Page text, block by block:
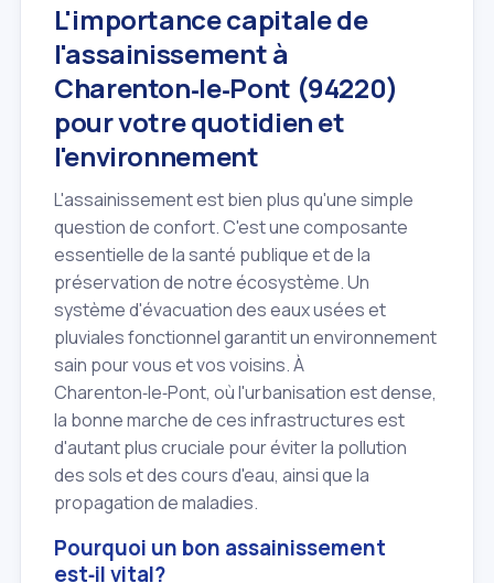
L'importance capitale de
l'assainissement à
Charenton‑le‑Pont (94220)
pour votre quotidien et
l'environnement
L'assainissement est bien plus qu'une simple
question de confort. C'est une composante
essentielle de la santé publique et de la
préservation de notre écosystème. Un
système d'évacuation des eaux usées et
pluviales fonctionnel garantit un environnement
sain pour vous et vos voisins. À
Charenton‑le‑Pont, où l'urbanisation est dense,
la bonne marche de ces infrastructures est
d'autant plus cruciale pour éviter la pollution
des sols et des cours d'eau, ainsi que la
propagation de maladies.
Pourquoi un bon assainissement
est‑il vital?